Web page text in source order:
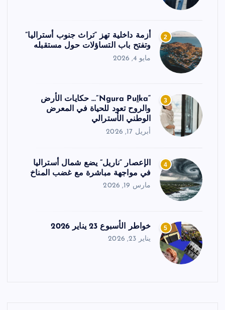
2
أزمة داخلية تهز “تراث جنوب أستراليا”
وتفتح باب التساؤلات حول مستقبله
مايو 4, 2026
3
“Ngura Puḻka”… حكايات الأرض
والروح تعود للحياة في المعرض
الوطني الأسترالي
أبريل 17, 2026
4
الإعصار “ناريل” يضع شمال أستراليا
في مواجهة مباشرة مع غضب المناخ
مارس 19, 2026
5 خواطر الأسبوع 23 يناير 2026
يناير 23, 2026